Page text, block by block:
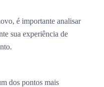
é importante analisar
sua experiência de
dos pontos mais